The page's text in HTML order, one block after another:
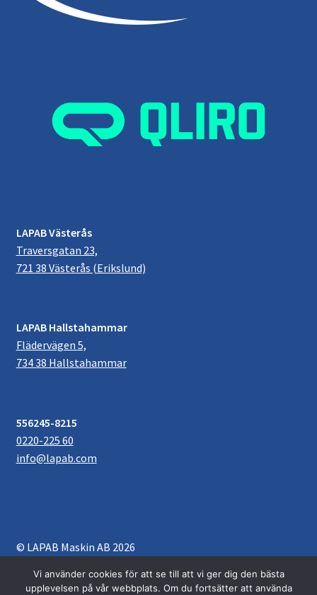
LAPAB Västerås
Traversgatan 23,
721 38 Västerås (Erikslund)
LAPAB Hallstahammar
Flädervägen 5,
734 38 Hallstahammar
556245-8215
0220-225 60
info@lapab.com
© LAPAB Maskin AB 2026
Vi använder cookies för att se till att vi ger dig den bästa
upplevelsen på vår webbplats. Om du fortsätter att använda